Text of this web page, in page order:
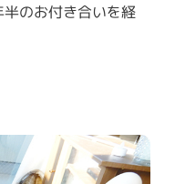
のお付き合いを経